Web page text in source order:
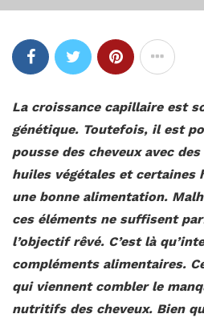
La croissance capillaire est
génétique. Toutefois, il est
pousse des cheveux avec
huiles végétales et certaines
une bonne alimentation.
ces éléments ne suffisent
l’objectif rêvé. C’est là
compléments alimentaires.
qui viennent combler le
nutritifs des cheveux. Bien